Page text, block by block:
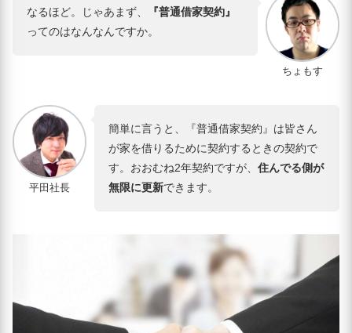
ちょもす
なるほど。じゃあまず、
『普通借家契約』
ってのはなんなんですか。
平田社長
簡単に言うと、『普通借家契約』は皆さん
が家を借りるために契約するときの契約で
す。おおむね2年契約ですが、住んでる側が
無限に更新できます。